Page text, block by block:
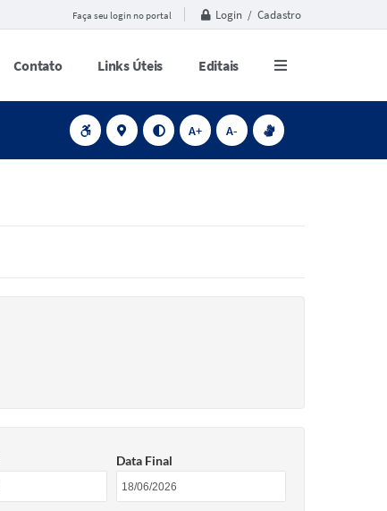
Faça seu login no portal Login / Cadastro
Contato Links Úteis Editais
A+ A-
Data Final